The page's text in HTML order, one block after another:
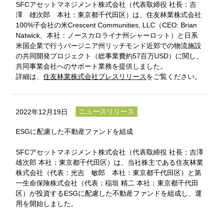
SFCアセットマネジメント株式会社（代表取締役 社長：吉
澤 雄次郎 本社：東京都千代田区）は、住友林業株式会社
100%子会社の米Crescent Communities, LLC（CEO: Brian
Natwick、本社：ノースカロライナ州シャーロット）と日系
米国企業で行うバージニア州リッチモンド近郊での物流施設
の共同開発プロジェクト（総事業費約57百万USD）に関し、
共同事業会社へのサポート業務を提供しました。
詳細は、住友林業株式会社プレスリリースをご覧ください。
2022年12月19日 ニュースリリース
ESGに配慮した不動産ファンドを組成
SFCアセットマネジメント株式会社（代表取締役 社長：吉澤
雄次郎 本社：東京都千代田区）は、当社株主である住友林業
株式会社（代表：光吉 敏郎 本社：東京都千代田区）と第
一生命保険株式会社（代表：稲垣 精二 本社：東京都千代田
区）が投資するESGに配慮した不動産ファンドを組成し、運
用を開始しました。